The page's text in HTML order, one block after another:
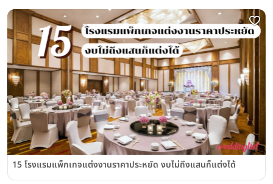
15 โรงแรมแพ็กเกจแต่งงานราคาประหยัด งบไม่ถึงแสนก็แต่งได้